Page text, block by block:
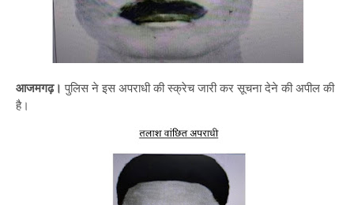
आजमगढ़। पुलिस ने इस अपराधी की स्क्रेच जारी कर सूचना देने की अपील की
है।